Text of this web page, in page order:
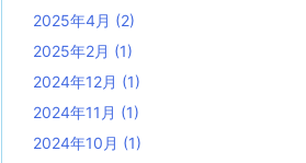
2025年4月 (2)
2025年2月 (1)
2024年12月 (1)
2024年11月 (1)
2024年10月 (1)